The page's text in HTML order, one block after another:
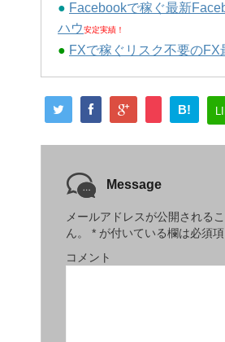
● Facebookで稼ぐ最新
ハウ安定実績！
● FXで稼ぐリスク不要のFX
B!
Message
メールアドレスが公開される
ん。
* が付いている欄は必須
コメント